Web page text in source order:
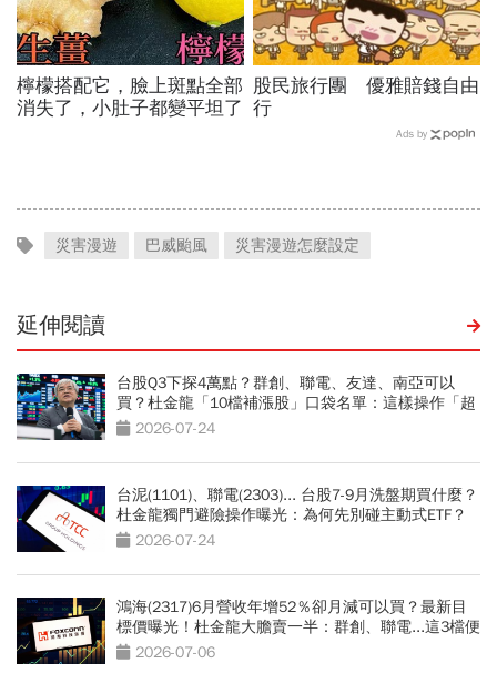
檸檬搭配它，臉上斑點全部
消失了，小肚子都變平坦了
股民旅行團 優雅賠錢自由
行
Ads by
災害漫遊 巴威颱風 災害漫遊怎麼設定
延伸閱讀
台股Q3下探4萬點？群創、聯電、友達、南亞可以
買？杜金龍「10檔補漲股」口袋名單：這樣操作「超
好賺的啦」
2026-07-24
台泥(1101)、聯電(2303)... 台股7-9月洗盤期買什麼？
杜金龍獨門避險操作曝光：為何先別碰主動式ETF？
2026-07-24
鴻海(2317)6月營收年增52％卻月減可以買？最新目
標價曝光！杜金龍大膽賣一半：群創、聯電...這3檔便
當股更有肉
2026-07-06